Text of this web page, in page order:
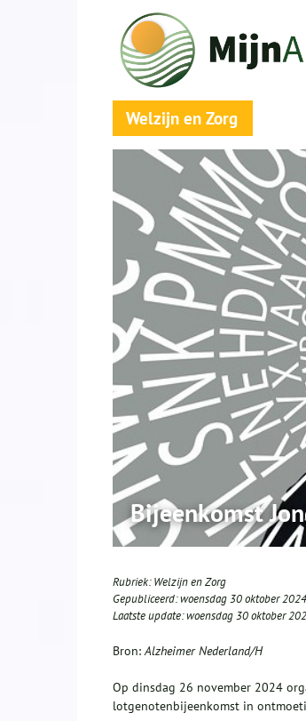
Welzijn en Zorg
Bijeenkomst
Rubriek:Welzijn en Zorg
Gepubliceerd:woensdag 30 oktober 2024
Laatste update:woensdag 30 oktober
Bron:Alzheimer Nederland/H
Op dinsdag 26 november 2024
lotgenotenbijeenkomst in